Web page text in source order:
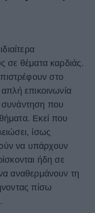
σε θέματα καρδιάς.
στο
επικοινωνία
συνάντηση που
Εκεί που
ίσως
να υπάρχουν
ήδη σε
αναθερμάνουν τη
πίσω